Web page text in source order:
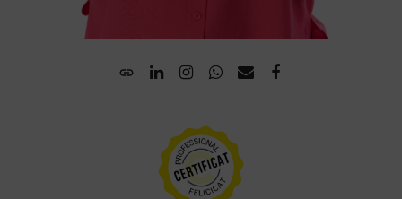
WebsiteLinkedIn
Instagram
Whatsapp
EmailFacebook